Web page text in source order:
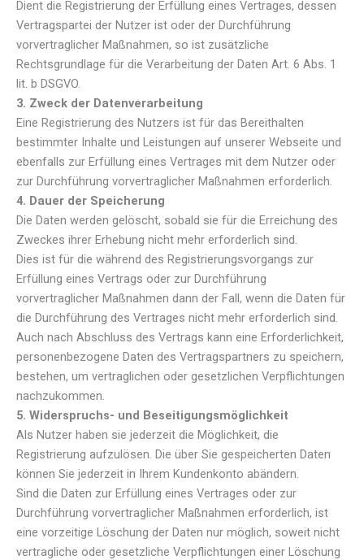
Dient die Registrierung der Erfüllung eines Vertrages, dessen
Vertragspartei der Nutzer ist oder der Durchführung
vorvertraglicher Maßnahmen, so ist zusätzliche
Rechtsgrundlage für die Verarbeitung der Daten Art. 6 Abs. 1
lit. b DSGVO.
3. Zweck der Datenverarbeitung
Eine Registrierung des Nutzers ist für das Bereithalten
bestimmter Inhalte und Leistungen auf unserer Webseite und
ebenfalls zur Erfüllung eines Vertrages mit dem Nutzer oder
zur Durchführung vorvertraglicher Maßnahmen erforderlich.
4. Dauer der Speicherung
Die Daten werden gelöscht, sobald sie für die Erreichung des
Zweckes ihrer Erhebung nicht mehr erforderlich sind.
Dies ist für die während des Registrierungsvorgangs zur
Erfüllung eines Vertrags oder zur Durchführung
vorvertraglicher Maßnahmen dann der Fall, wenn die Daten für
die Durchführung des Vertrages nicht mehr erforderlich sind.
Auch nach Abschluss des Vertrags kann eine Erforderlichkeit,
personenbezogene Daten des Vertragspartners zu speichern,
bestehen, um vertraglichen oder gesetzlichen Verpflichtungen
nachzukommen.
5. Widerspruchs- und Beseitigungsmöglichkeit
Als Nutzer haben sie jederzeit die Möglichkeit, die
Registrierung aufzulösen. Die über Sie gespeicherten Daten
können Sie jederzeit in Ihrem Kundenkonto abändern.
Sind die Daten zur Erfüllung eines Vertrages oder zur
Durchführung vorvertraglicher Maßnahmen erforderlich, ist
eine vorzeitige Löschung der Daten nur möglich, soweit nicht
vertragliche oder gesetzliche Verpflichtungen einer Löschung